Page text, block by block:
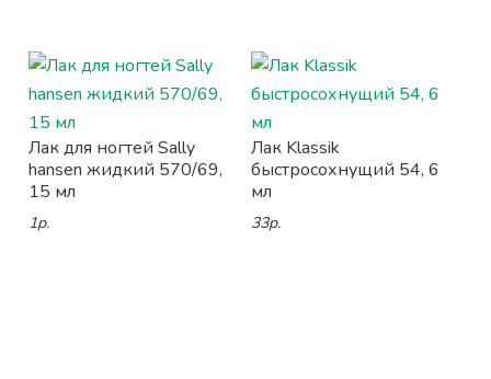
Лак для ногтей Sally
hansen жидкий 570/69,
15 мл
1р.
Лак Klassik
быстросохнущий 54, 6
мл
33р.